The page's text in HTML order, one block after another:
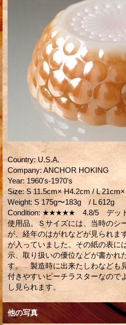
Country: U.S.A.
Company: ANCHOR HOKING
Year: 1960's-1970's
Size: S 11.5cm× H4.2cm / L
Weight: S 175g〜183g / L 612g
Condition: ★★★★★ 4.8/5 デッド
使用品。Ｓサイズには、当時のシ
が、経年のはがれなどが見られま
が入っていました。その紙の表に
示、取り扱いの優位などが書かれ
す。 製造時に出来たしわなども
付きやすいピーチラスターなので
し見られます。
他の写真